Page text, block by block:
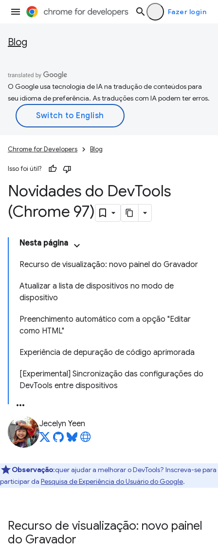
Fazer login
Blog
O Google usa tecnologia de IA na tradução de conteúdos para
seu idioma de preferência. As traduções com IA podem ter erros.
Chrome for Developers Blog
Isso foi útil?
Novidades do DevTools
(Chrome 97)
Nesta página
Recurso de visualização: novo painel do Gravador
Atualizar a lista de dispositivos no modo de
dispositivo
Preenchimento automático com a opção "Editar
como HTML"
Experiência de depuração de código aprimorada
[Experimental] Sincronização das configurações do
DevTools entre dispositivos
Jecelyn Yeen
Observação:quer ajudar a melhorar o DevTools? Inscreva-se para
participar da Pesquisa de Experiência do Usuário do Google.
Recurso de visualização: novo painel
do Gravador